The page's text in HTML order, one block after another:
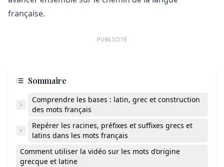
française.
PUBLICITÉ
Sommaire
Comprendre les bases : latin, grec et construction
des mots français
Repérer les racines, préfixes et suffixes grecs et
latins dans les mots français
Comment utiliser la vidéo sur les mots d’origine
grecque et latine